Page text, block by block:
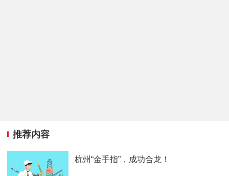
推荐内容
杭州“金手指”，成功合龙！